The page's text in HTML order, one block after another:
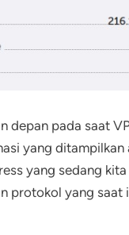
depan pada saat
yang ditampilkan
yang sedang kita
protokol yang saat